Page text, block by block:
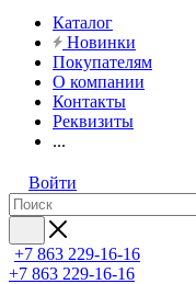
Каталог
Новинки
Покупателям
О компании
Контакты
Реквизиты
...
Войти
+7 863 229-16-16
+7 863 229-16-16